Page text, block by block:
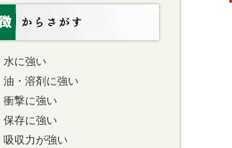
水に強い
油・溶剤に強い
衝撃に強い
保存に強い
吸収力が強い